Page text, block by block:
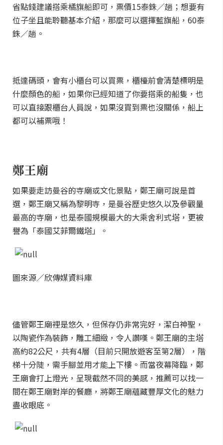
省點錢建議搭乘橘旗船即可，票價15泰銖／趟；想要有
位子坐且能聆聽基本介紹，那麼可以選擇藍旗船，60泰
銖／趟。
抵達碼頭，會有小櫃台可以買票，櫃檯前會清楚標明是
什麼顏色的船，如果你已經知道了你要搭乘的船隻，也
可以直接跟櫃台人員說，如果沒買到票也沒關係，船上
都可以補票哦！
鄭王廟
如果要走訪曼谷的寺廟或文化景點，鄭王廟可說是首
選，鄭王廟又稱為黎明寺，是曼谷歷史悠久以及參觀量
最高的寺廟，也是泰國規模最大的大乘舍利式塔，更被
譽為「泰國艾菲爾鐵塔」。
圖來源／欣傳媒資料庫
儘管鄭王廟裡是悠久，但保存仍非常完好，潔白神聖，
以陶瓷作為裝飾，雕工細緻，令人讚嘆。鄭王廟的主塔
高約82公尺，共有4層（目前只開放遊客至第2層），階
梯十分陡，需手腳並用才能上下樓。而當夜幕降臨，鄭
王廟會打上燈光，呈現截然不同的美感，推薦可以找一
間在鄭王廟對岸的餐廳，將鄭王廟蘊藏豐厚文化的魅力
盡收眼底。